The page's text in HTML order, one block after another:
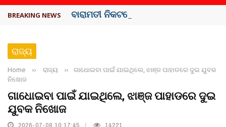
BREAKING NEWS ବାରାମତୀ ନିକଟରେ ଏୟାରକ୍ରାଫ୍ଟ ...
ରାଜ୍ୟ
Home ›› ରାଜ୍ୟ ››
ଗାଧୋଇବା ପାଇଁ ଯାଇଥିଲେ, ଝାଞ୍ଜ ପାହାଡରେ ଦୁଇ ଯୁବକ
ନିଖୋଜ
ଗାଧୋଇବା ପାଇଁ ଯାଇଥିଲେ, ଝାଞ୍ଜ ପାହାଡରେ ଦୁଇ
ଯୁବକ ନିଖୋଜ
2026-07-08 10:17:45 14221